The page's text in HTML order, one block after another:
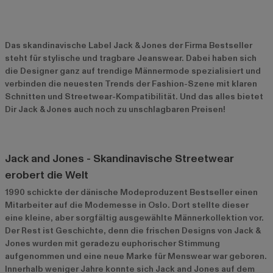
Das skandinavische Label Jack & Jones der Firma Bestseller
steht für stylische und tragbare Jeanswear. Dabei haben sich
die Designer ganz auf trendige Männermode spezialisiert und
verbinden die neuesten Trends der Fashion-Szene mit klaren
Schnitten und Streetwear-Kompatibilität. Und das alles bietet
Dir Jack & Jones auch noch zu unschlagbaren Preisen!
Jack and Jones - Skandinavische Streetwear
erobert die Welt
1990 schickte der dänische Modeproduzent Bestseller einen
Mitarbeiter auf die Modemesse in Oslo. Dort stellte dieser
eine kleine, aber sorgfältig ausgewählte Männerkollektion vor.
Der Rest ist Geschichte, denn die frischen Designs von Jack &
Jones wurden mit geradezu euphorischer Stimmung
aufgenommen und eine neue Marke für Menswear war geboren.
Innerhalb weniger Jahre konnte sich Jack and Jones auf dem